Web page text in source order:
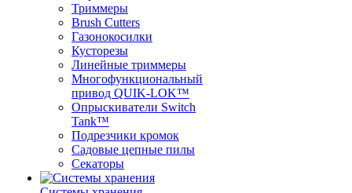
Триммеры
Brush Cutters
Газонокосилки
Кусторезы
Линейные триммеры
Многофункциональный
привод QUIK-LOK™
Опрыскиватели Switch
Tank™
Подрезчики кромок
Садовые цепные пилы
Секаторы